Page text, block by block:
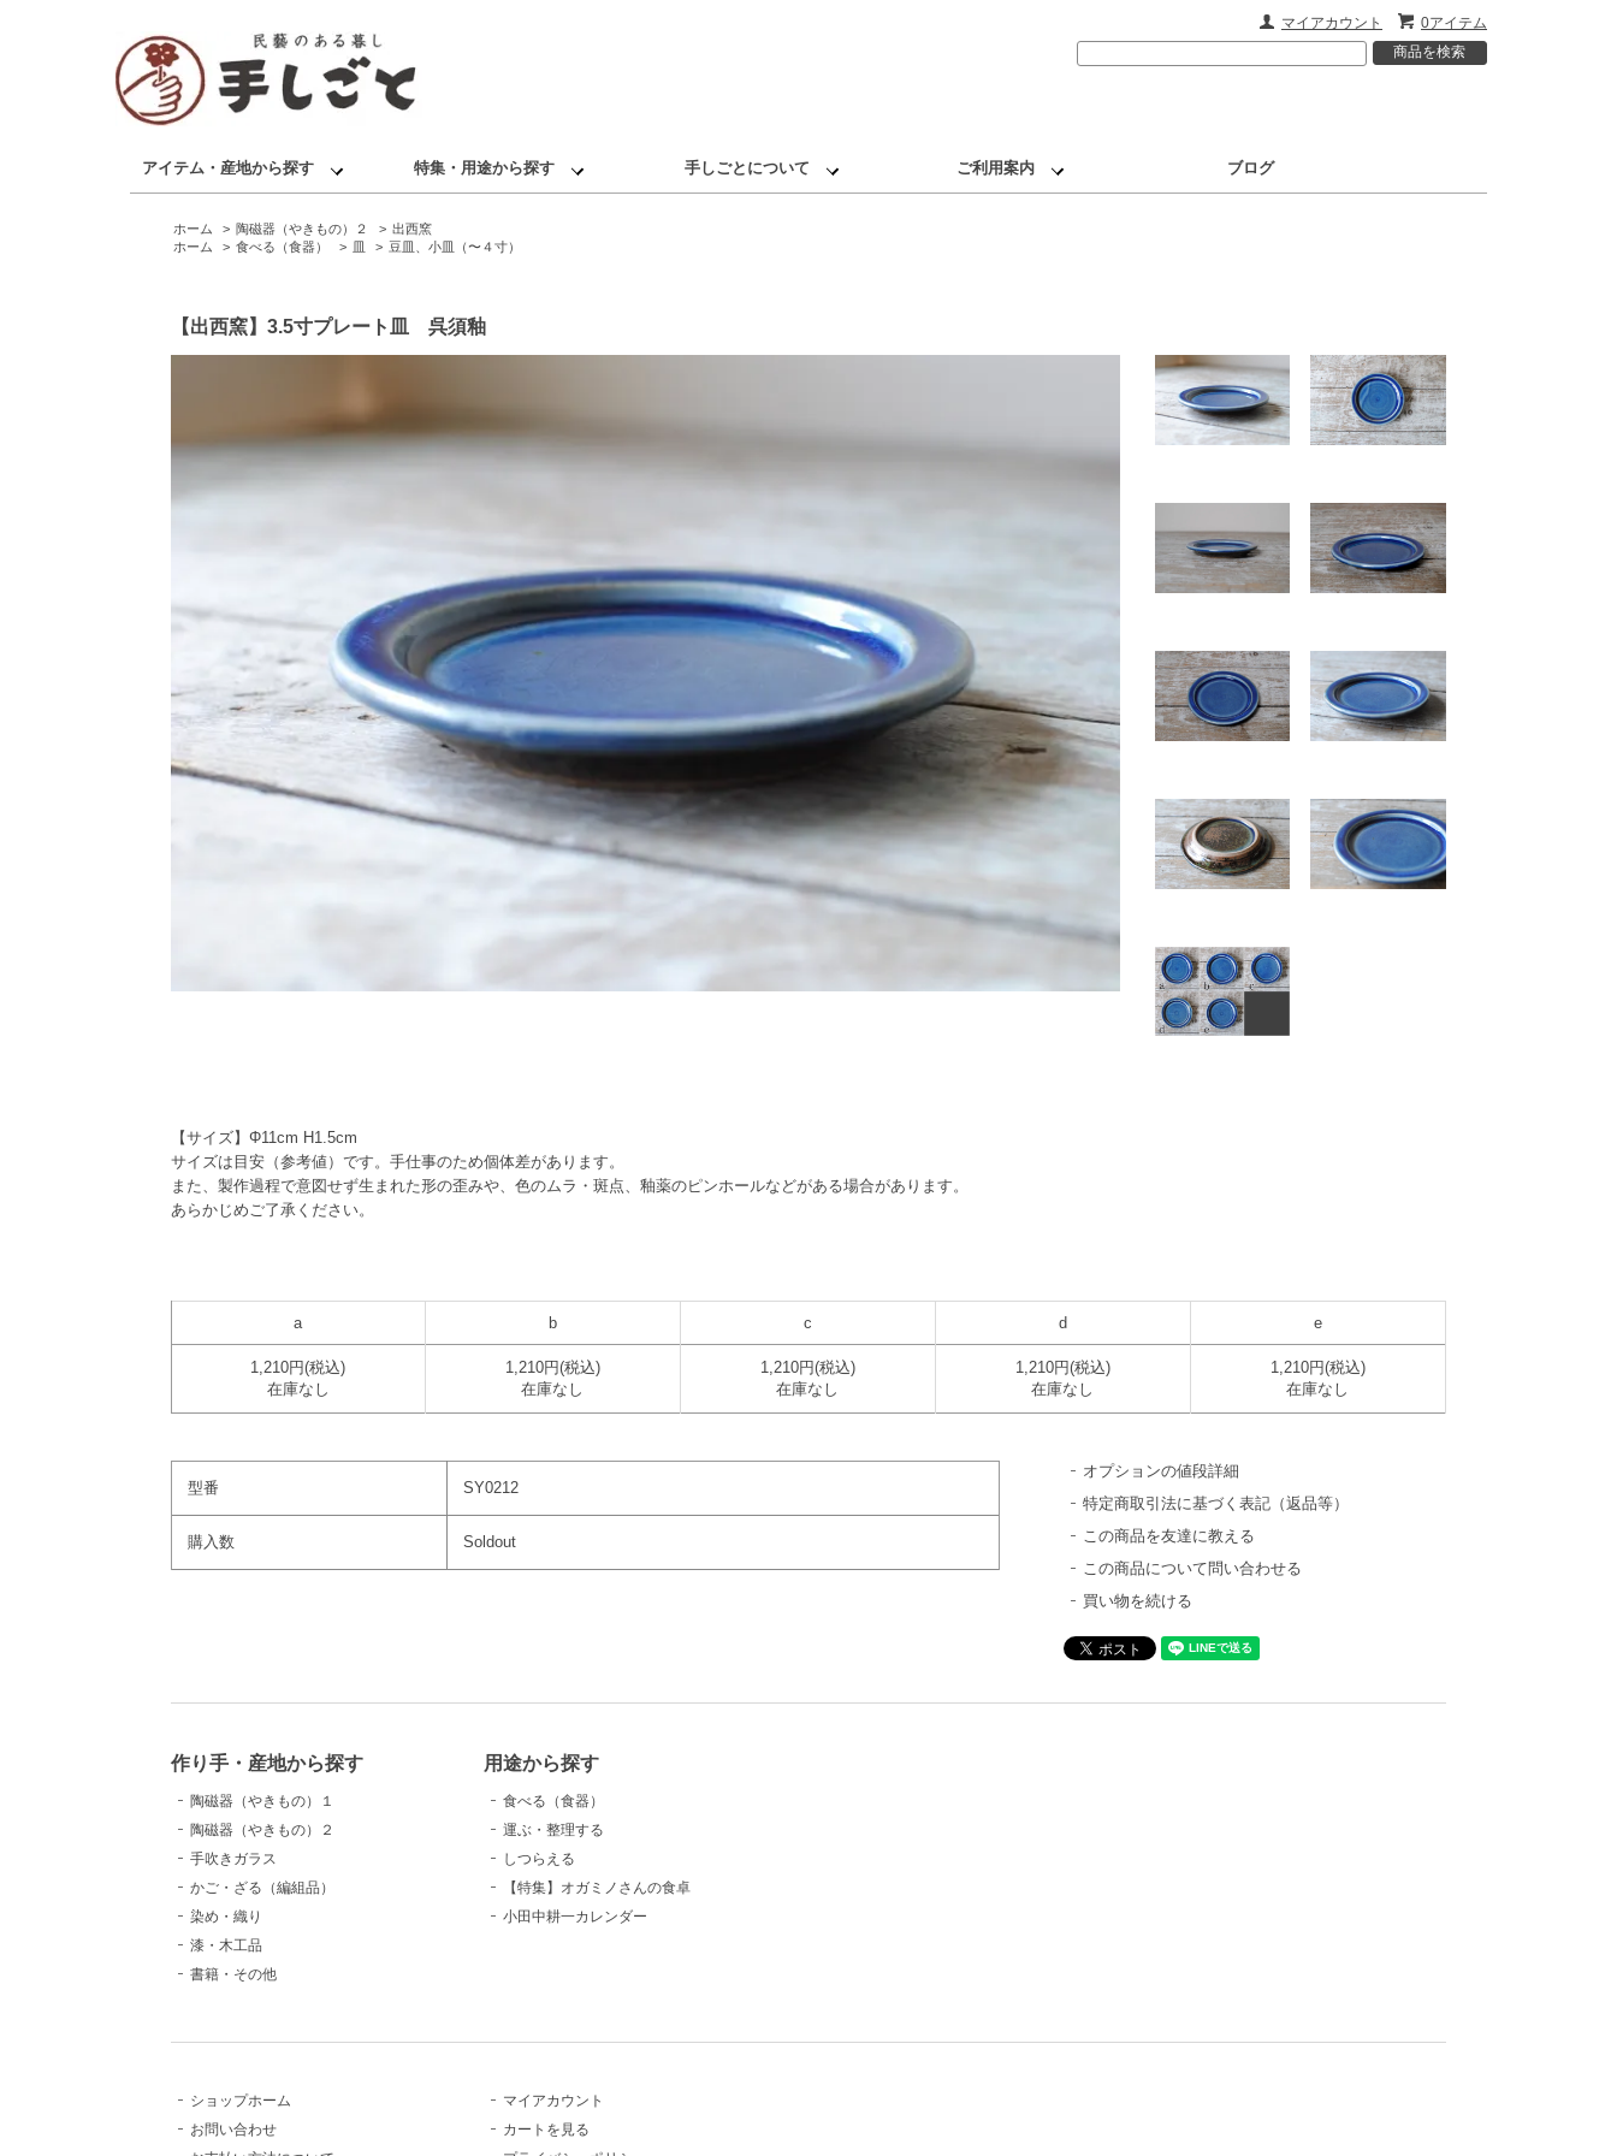
0アイテム
マイアカウント
アイテム・産地から探す 特集・用途から探す 手しごとについて ご利用案内 ブログ
ホーム > 陶磁器（やきもの）２ > 出西窯
ホーム
> 食べる（食器） > 皿 > 豆皿、小皿（〜４寸）
【出西窯】3.5寸プレート皿 呉須釉
【サイズ】Φ11cm H1.5cm
サイズは目安（参考値）です。手仕事のため個体差があります。
また、製作過程で意図せず生まれた形の歪みや、色のムラ・斑点、釉薬のピンホールなどがある場合があります。
あらかじめご了承ください。
a b c d e
1,210円(税込)
在庫なし
1,210円(税込)
在庫なし
1,210円(税込)
在庫なし
1,210円(税込)
在庫なし
1,210円(税込)
在庫なし
型番 SY0212
購入数 Soldout
オプションの値段詳細
特定商取引法に基づく表記（返品等）
この商品を友達に教える
この商品について問い合わせる
買い物を続ける
作り手・産地から探す
陶磁器（やきもの）１
陶磁器（やきもの）２
手吹きガラス
かご・ざる（編組品）
染め・織り
漆・木工品
書籍・その他
用途から探す
食べる（食器）
運ぶ・整理する
しつらえる
【特集】オガミノさんの食卓
小田中耕一カレンダー
ショップホーム
お問い合わせ
マイアカウント
カートを見る